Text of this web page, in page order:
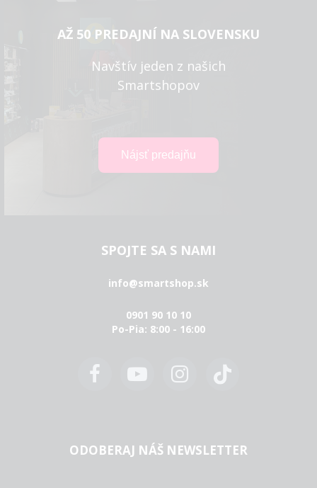
AŽ 50 PREDAJNÍ NA SLOVENSKU
Navštív jeden z našich
Smartshopov
SPOJTE SA S NAMI
info@smartshop.sk
0901 90 10 10
Po-Pia: 8:00 - 16:00
ODOBERAJ NÁŠ NEWSLETTER